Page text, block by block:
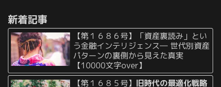
のではないか...
新着記事
【第１６８６号】「資産裏読み」とい
う金融インテリジェンス― 世代別資産
パターンの裏側から見えた真実
【10000文字over】
【第１６８５号】 旧時代の最適化戦略